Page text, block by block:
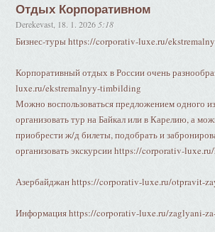
Отдых Корпоративном
Derekevast 18. 1. 2026 5:18
Бизнес-туры https://corporativ-luxe.ru/
Корпоративный отдых в России очень
luxe.ru/ekstremalnyy-timbilding
Можно воспользоваться предложением одного
организовать тур на Байкал или в Карелию, а
приобрести ж/д билеты, подобрать и
организовать экскурсии https://corporativ-
Азербайджан https://corporativ-luxe.ru/otpravit-
Информация https://corporativ-luxe.ru/zaglyani-